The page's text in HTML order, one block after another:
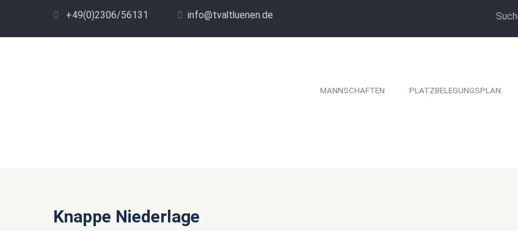
+49(0)2306/56131 info@tvaltluenen.de
MANNSCHAFTEN PLATZBELEGUNGSPLAN
Knappe Niederlage